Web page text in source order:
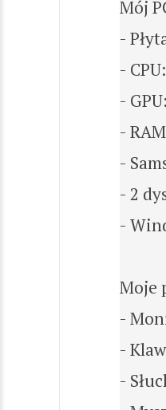
Mój
-
-
-
-
-
- 2
-
Moje
-
-
-